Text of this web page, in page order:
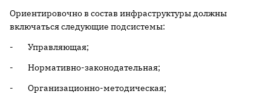
Ориентировочно в состав инфраструктуры должны
включаться следующие подсистемы:
- Управляющая;
- Нормативно-законодательная;
- Организационно-методическая;